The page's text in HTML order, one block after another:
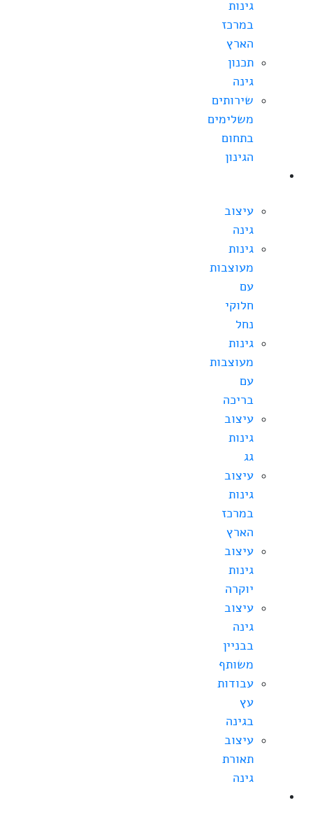
גינות
במרכז
הארץ
תכנון
גינה
שירותים
משלימים
בתחום
הגינון
עיצוב
גינה
גינות
מעוצבות
עם
חלוקי
נחל
גינות
מעוצבות
עם
בריכה
עיצוב
גינות
גג
עיצוב
גינות
במרכז
הארץ
עיצוב
גינות
יוקרה
עיצוב
גינה
בבניין
משותף
עבודות
עץ
בגינה
עיצוב
תאורת
גינה